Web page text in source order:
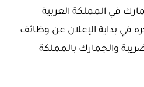
في المملكة العربية
في بداية الإعلان عن وظائف
والجمارك بالمملكة